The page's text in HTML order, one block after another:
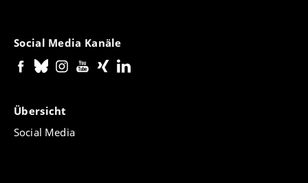
Social Media Kanäle
Übersicht
Social Media